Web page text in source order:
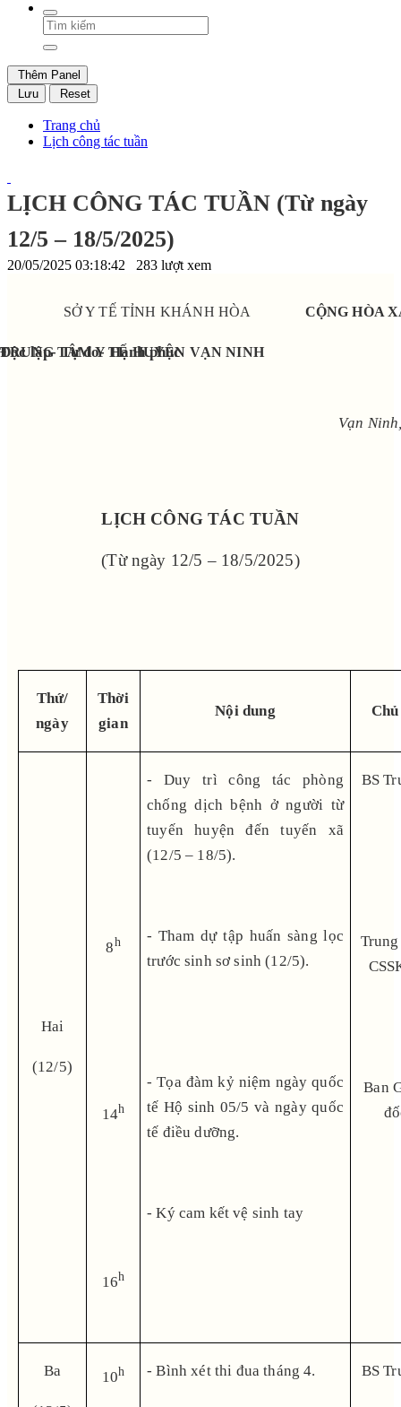
Thêm Panel
Lưu
Reset
Trang chủ
Lịch công tác tuần
LỊCH CÔNG TÁC TUẦN (Từ ngày
12/5 – 18/5/2025)
20/05/2025 03:18:42 283 lượt xem
SỞ Y TẾ TỈNH KHÁNH HÒA
TRUNG TÂM Y TẾ HUYỆN VẠN NINH
CỘNG HÒA
Độc lập- Tự do- Hạnh phúc
Vạn
LỊCH CÔNG TÁC TUẦN
(Từ ngày 12/5 – 18/5/2025)
Thứ/
ngày
Thời
gian
Nội dung
Hai
(12/5)
8h
14h
16h
- Duy trì công tác phòng
chống dịch bệnh ở người từ
tuyến huyện đến tuyến xã
(12/5 – 18/5).
- Tham dự tập huấn sàng lọc
trước sinh sơ sinh (12/5).
- Tọa đàm kỷ niệm ngày quốc
tế Hộ sinh 05/5 và ngày quốc
tế điều dưỡng.
- Ký cam kết vệ sinh tay
BS
Ban
Ba 10h - Bình xét thi đua tháng 4. BS